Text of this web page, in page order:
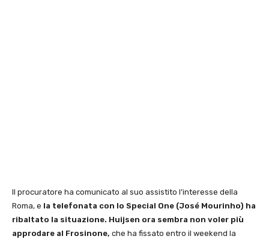
Il procuratore ha comunicato al suo assistito l’interesse della
Roma, e la telefonata con lo Special One (José Mourinho) ha
ribaltato la situazione. Huijsen ora sembra non voler più
approdare al Frosinone, che ha fissato entro il weekend la